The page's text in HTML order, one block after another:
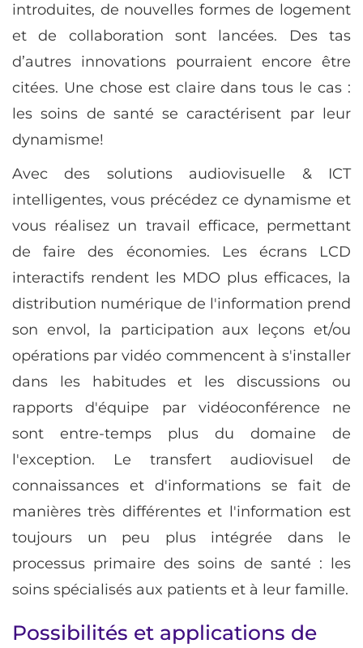
introduites, de nouvelles formes de logement
et de collaboration sont lancées. Des tas
d’autres innovations pourraient encore être
citées. Une chose est claire dans tous le cas :
les soins de santé se caractérisent par leur
dynamisme!
Avec des solutions audiovisuelle & ICT
intelligentes, vous précédez ce dynamisme et
vous réalisez un travail efficace, permettant
de faire des économies. Les écrans LCD
interactifs rendent les MDO plus efficaces, la
distribution numérique de l'information prend
son envol, la participation aux leçons et/ou
opérations par vidéo commencent à s'installer
dans les habitudes et les discussions ou
rapports d'équipe par vidéoconférence ne
sont entre-temps plus du domaine de
l'exception. Le transfert audiovisuel de
connaissances et d'informations se fait de
manières très différentes et l'information est
toujours un peu plus intégrée dans le
processus primaire des soins de santé : les
soins spécialisés aux patients et à leur famille.
Possibilités et applications de